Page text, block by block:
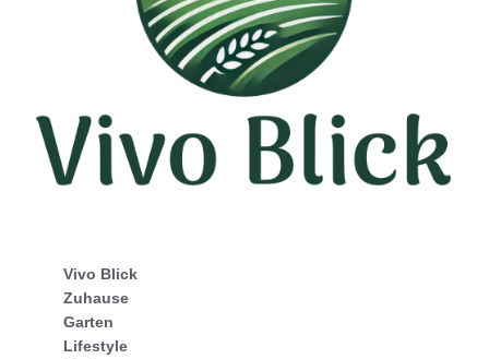
Vivo Blick
Zuhause
Garten
Lifestyle